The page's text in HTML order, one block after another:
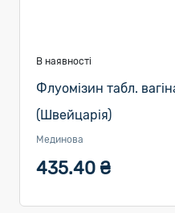
В наявності
Флуомізин табл.
(Швейцарія)
Мединова
435.40 ₴